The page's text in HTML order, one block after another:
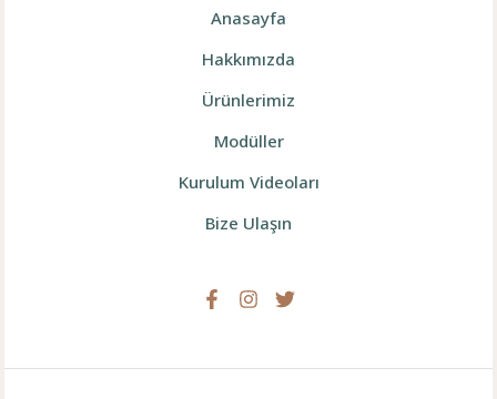
Anasayfa
Hakkımızda
Ürünlerimiz
Modüller
Kurulum Videoları
Bize Ulaşın